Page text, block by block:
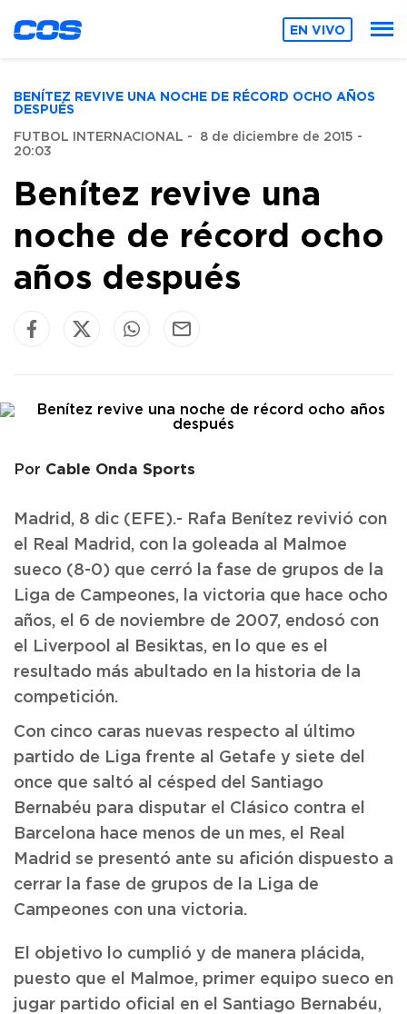
EN VIVO
BENÍTEZ REVIVE UNA NOCHE DE RÉCORD OCHO AÑOS
DESPUÉS
FUTBOL INTERNACIONAL - 8 de diciembre de 2015 -
20:03
Benítez revive una
noche de récord ocho
años después
Por Cable Onda Sports
Madrid, 8 dic (EFE).- Rafa Benítez revivió con
el Real Madrid, con la goleada al Malmoe
sueco (8-0) que cerró la fase de grupos de la
Liga de Campeones, la victoria que hace ocho
años, el 6 de noviembre de 2007, endosó con
el Liverpool al Besiktas, en lo que es el
resultado más abultado en la historia de la
competición.
Con cinco caras nuevas respecto al último
partido de Liga frente al Getafe y siete del
once que saltó al césped del Santiago
Bernabéu para disputar el Clásico contra el
Barcelona hace menos de un mes, el Real
Madrid se presentó ante su afición dispuesto a
cerrar la fase de grupos de la Liga de
Campeones con una victoria.
El objetivo lo cumplió y de manera plácida,
puesto que el Malmoe, primer equipo sueco en
jugar partido oficial en el Santiago Bernabéu,